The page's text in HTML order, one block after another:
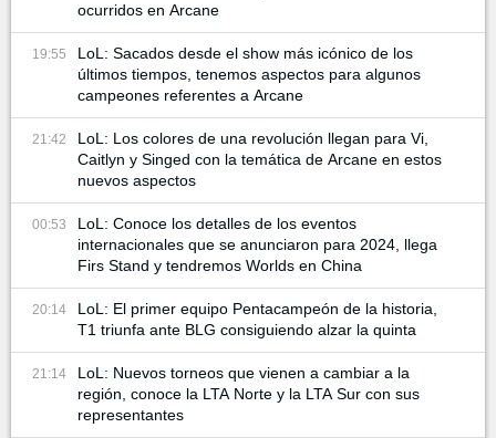
ocurridos en Arcane
19:55
LoL: Sacados desde el show más icónico de los
últimos tiempos, tenemos aspectos para algunos
campeones referentes a Arcane
21:42
LoL: Los colores de una revolución llegan para Vi,
Caitlyn y Singed con la temática de Arcane en estos
nuevos aspectos
00:53
LoL: Conoce los detalles de los eventos
internacionales que se anunciaron para 2024, llega
Firs Stand y tendremos Worlds en China
20:14
LoL: El primer equipo Pentacampeón de la historia,
T1 triunfa ante BLG consiguiendo alzar la quinta
21:14
LoL: Nuevos torneos que vienen a cambiar a la
región, conoce la LTA Norte y la LTA Sur con sus
representantes